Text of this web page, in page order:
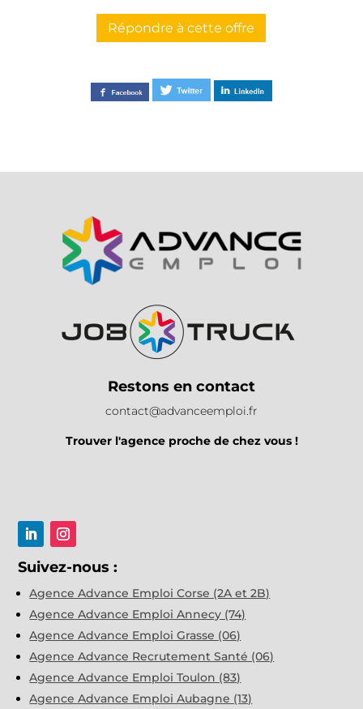
Répondre à cette offre
Restons en contact
contact@advanceemploi.fr
Trouver l'agence proche de chez vous !
Suivez-nous :
Agence Advance Emploi Corse (2A et 2B)
Agence Advance Emploi Annecy (74)
Agence Advance Emploi Grasse (06)
Agence Advance Recrutement Santé (06)
Agence Advance Emploi Toulon (83)
Agence Advance Emploi Aubagne (13)